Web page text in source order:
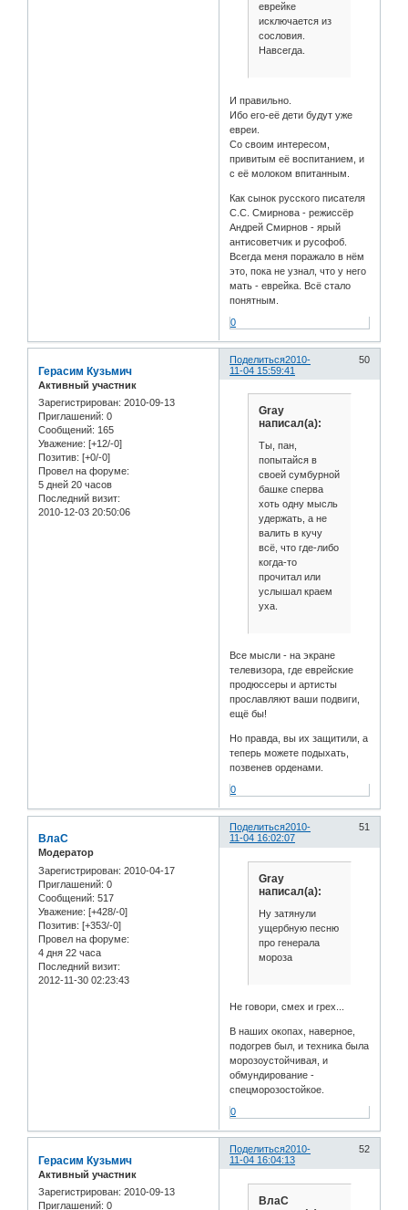
еврейке
исключается из
сословия.
Навсегда.
И правильно.
Ибо его-её дети будут уже
евреи.
Со своим интересом,
привитым её воспитанием, и
с её молоком впитанным.
Как сынок русского писателя
С.С. Смирнова - режиссёр
Андрей Смирнов - ярый
антисоветчик и русофоб.
Всегда меня поражало в нём
это, пока не узнал, что у него
мать - еврейка. Всё стало
понятным.
0
Поделиться 50
2010-
11-04 15:59:41
Герасим Кузьмич
Активный участник
Зарегистрирован: 2010-09-13
Приглашений: 0
Сообщений: 165
Уважение: [+12/-0]
Позитив: [+0/-0]
Провел на форуме:
5 дней 20 часов
Последний визит:
2010-12-03 20:50:06
Gray
написал(а):
Ты, пан,
попытайся в
своей сумбурной
башке сперва
хоть одну мысль
удержать, а не
валить в кучу
всё, что где-либо
когда-то
прочитал или
услышал краем
уха.
Все мысли - на экране
телевизора, где еврейские
продюссеры и артисты
прославляют ваши подвиги,
ещё бы!
Но правда, вы их защитили, а
теперь можете подыхать,
позвенев орденами.
0
Поделиться 51
2010-
11-04 16:02:07
ВлаС
Модератор
Зарегистрирован: 2010-04-17
Приглашений: 0
Сообщений: 517
Уважение: [+428/-0]
Позитив: [+353/-0]
Провел на форуме:
4 дня 22 часа
Последний визит:
2012-11-30 02:23:43
Gray
написал(а):
Ну затянули
ущербную песню
про генерала
мороза
Не говори, смех и грех...
В наших окопах, наверное,
подогрев был, и техника была
морозоустойчивая, и
обмундирование -
спецморозостойкое.
0
Поделиться 52
2010-
11-04 16:04:13
Герасим Кузьмич
Активный участник
Зарегистрирован: 2010-09-13
Приглашений: 0
ВлаС